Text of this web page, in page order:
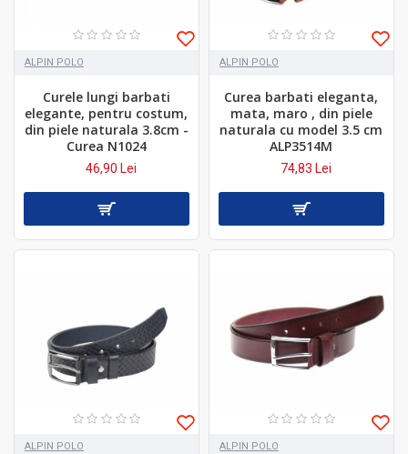
ALPIN POLO
Curele lungi barbati
elegante, pentru costum,
din piele naturala 3.8cm -
Curea N1024
46,90 Lei
ALPIN POLO
Curea barbati eleganta,
mata, maro , din piele
naturala cu model 3.5 cm
ALP3514M
74,83 Lei
ALPIN POLO ALPIN POLO